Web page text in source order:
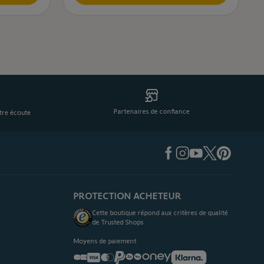
écoute Partenaires de confiance
PROTECTION ACHETEUR
Cette boutique répond aux critères de qualité
de Trusted Shops
Moyens de paiement